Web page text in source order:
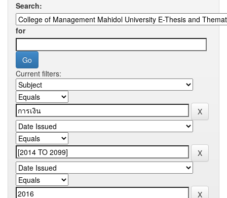
Search:
for
Current filters: